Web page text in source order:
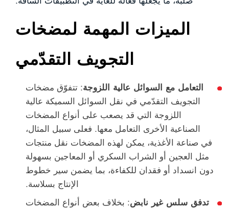
الميزات المهمة لمضخات
التجويف التقدّمي
التعامل مع السوائل عالية اللزوجة: تتفوّق مضخات
التجويف التقدّمي في نقل السوائل السميكة عالية
اللزوجة التي قد يصعب على أنواع المضخات
الصناعية الأخرى التعامل معها. فعلى سبيل المثال،
في صناعة الأغذية، يمكن لهذه المضخات نقل منتجات
مثل العجين أو الشراب السكري أو المعاجين بسهولة
دون انسداد أو فقدان للكفاءة، بما يضمن سير خطوط
الإنتاج بسلاسة.
تدفق سلس غير نابض: بخلاف بعض أنواع المضخات